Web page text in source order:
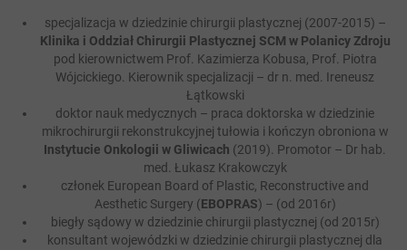
specjalizacja w dziedzinie chirurgii plastycznej (2007-2015) –
Klinika i Oddział Chirurgii Plastycznej SCM w Polanicy Zdroju
pod kierownictwem Prof. Kazimierza Kobusa, Prof. Piotra
Wójcickiego. Kierownik specjalizacji – dr n. med. Ireneusz
Łątkowski
doktor nauk medycznych – praca doktorska w dziedzinie
mikrochirurgii rekonstrukcyjnej tułowia i kończyn obroniona w
Instytucie Onkologii w Gliwicach (2019). Promotor – Dr hab.
med. Łukasz Krakowczyk
członek European Board of Plastic, Reconstructive and
Aesthetic Surgery (EBOPRAS) – (od 2016r)
biegły sądowy w dziedzinie chirurgii plastycznej (od 2015r)
konsultant wojewódzki w dziedzinie chirurgii plastycznej dla